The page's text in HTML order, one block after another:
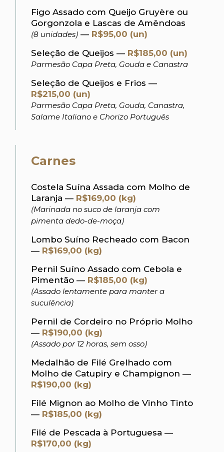
Figo Assado com Queijo Gruyère ou
Gorgonzola e Lascas de Amêndoas
(8 unidades)— R$95,00 (un)
Seleção de Queijos — R$185,00 (un)
Parmesão Capa Preta, Gouda e Canastra
Seleção de Queijos e Frios —
R$215,00 (un)
Parmesão Capa Preta, Gouda, Canastra,
Salame Italiano e Chorizo Português
Carnes
Costela Suína Assada com Molho de
Laranja — R$169,00 (kg)
(Marinada no suco de laranja com
pimenta dedo-de-moça)
Lombo Suíno Recheado com Bacon
— R$169,00 (kg)
Pernil Suíno Assado com Cebola e
Pimentão — R$185,00 (kg)
(Assado lentamente para manter a
suculência)
Pernil de Cordeiro no Próprio Molho
— R$190,00 (kg)
(Assado por 12 horas, sem osso)
Medalhão de Filé Grelhado com
Molho de Catupiry e Champignon —
R$190,00 (kg)
Filé Mignon ao Molho de Vinho Tinto
— R$185,00 (kg)
Filé de Pescada à Portuguesa —
R$170,00 (kg)